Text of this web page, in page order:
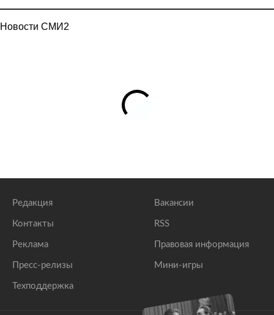
Новости СМИ2
Редакция
Контакты
Реклама
Пресс-релизы
Техподдержка
Вакансии
RSS
Правовая информация
Мини-игры